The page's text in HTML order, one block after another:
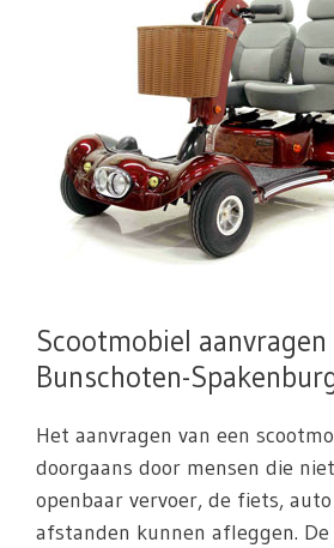
Scootmobiel aanvragen
Bunschoten-
Het aanvragen van een
doorgaans door mensen die
openbaar vervoer, de fiets,
afstanden kunnen afleggen. De